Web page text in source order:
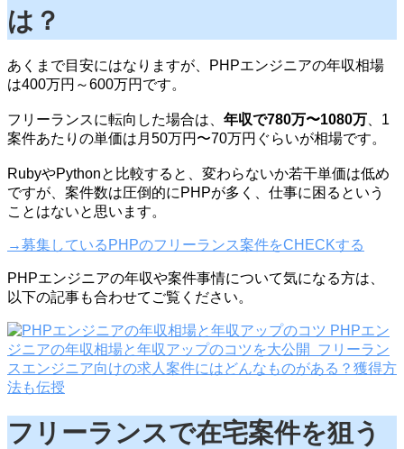
は？
あくまで目安にはなりますが、PHPエンジニアの年収相場
は400万円～600万円です。
フリーランスに転向した場合は、 年収で780万〜1080万、1
案件あたりの単価は月50万円〜70万円ぐらいが相場です。
RubyやPythonと比較すると、変わらないか若干単価は低め
ですが、案件数は圧倒的にPHPが多く、仕事に困るという
ことはないと思います。
→募集しているPHPのフリーランス案件をCHECKする
PHPエンジニアの年収や案件事情について気になる方は、
以下の記事も合わせてご覧ください。
PHPエン
ジニアの年収相場と年収アップのコツを大公開
フリーラン
スエンジニア向けの求人案件にはどんなものがある？獲得方
法も伝授
フリーランスで在宅案件を狙う